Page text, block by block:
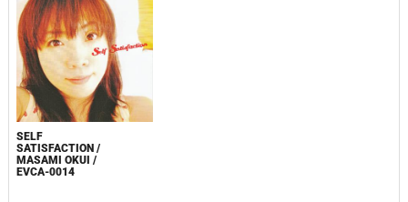
SELF
SATISFACTION /
MASAMI OKUI /
EVCA-0014